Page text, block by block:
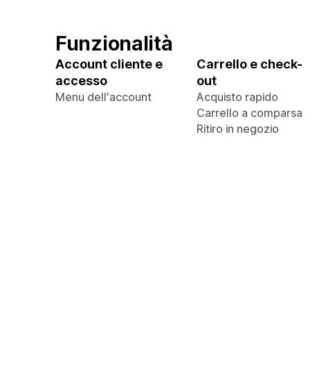
Funzionalità
Account cliente e
accesso
Menu dell'account
Carrello e check-
out
Acquisto rapido
Carrello a comparsa
Ritiro in negozio